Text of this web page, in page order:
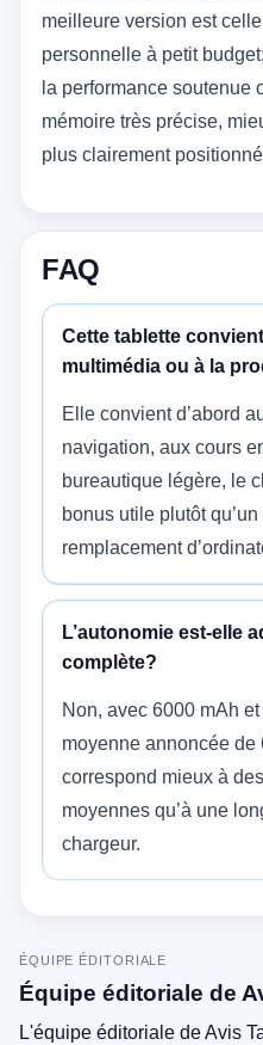
meilleure version est
personnelle à petit
la performance soutenue
mémoire très précise,
plus clairement
FAQ
Cette tablette
multimédia ou à la
Elle convient d’abord
navigation, aux cours
bureautique légère, le
bonus utile plutôt
remplacement
L’autonomie est-elle
complète?
Non, avec 6000 mAh
moyenne annoncée de
correspond mieux à
moyennes qu’à une
chargeur.
ÉQUIPE ÉDITORIALE
Équipe éditoriale de
L'équipe éditoriale de Avis